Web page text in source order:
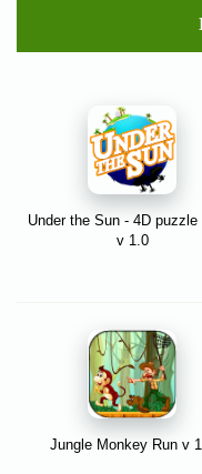
Under the Sun - 4D puzzle
v 1.0
Jungle Monkey Run v